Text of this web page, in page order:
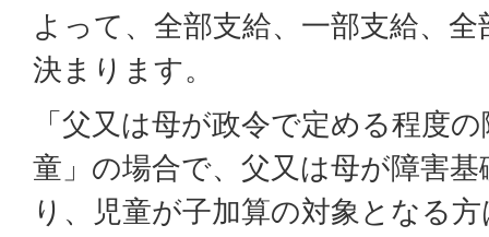
よって、全部支給、一部支給、
決まります。
「父又は母が政令で定める程度
童」の場合で、父又は母が障害
り、児童が子加算の対象となる